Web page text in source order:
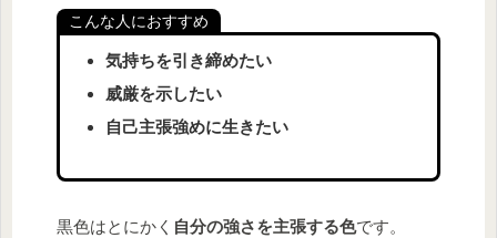
こんな人におすすめ
気持ちを引き締めたい
威厳を示したい
自己主張強めに生きたい
黒色はとにかく 自分の強さを主張する色です。